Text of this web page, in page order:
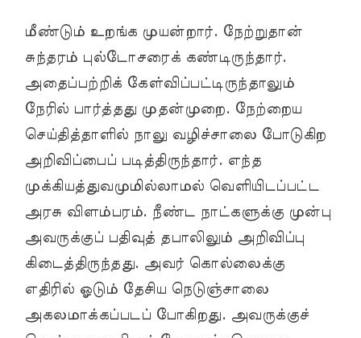
மீண்டும் உறங்க முயன்றார். நேற்றுதான்
சுந்தரம் புல்டோசரைக் கண்டிருந்தார்.
அதைப்பற்றிக் கேள்விப்பட்டிருந்தாலும்
நேரில் பார்த்தது முதன்முறை. நேற்றைய
செய்தித்தாளில் நாலு வழிச்சாலை போடுகிற
அறிவிப்பைப் படித்திருந்தார். எந்த
முக்கியத்துவமுமில்லாமல் வெளியிடப்பட்ட
அரசு விளம்பரம். நீண்ட நாட்களுக்கு முன்பு
அவருக்குப் பதிவுத் தபாலிலும் அறிவிப்பு
கிடைத்திருந்தது. அவர் கொல்லைக்கு
எதிரில் ஓடும் தேசிய நெடுஞ்சாலை
அகலமாக்கப்படப் போகிறது. அவருக்குச்